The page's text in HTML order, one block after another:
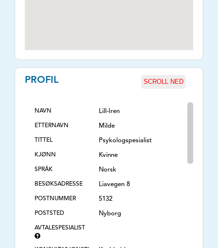
PROFIL SCROLL NED
NAVN Lill-Iren
ETTERNAVN Milde
TITTEL Psykologspesialist
KJØNN Kvinne
SPRÅK Norsk
BESØKSADRESSE Liavegen 8
POSTNUMMER 5132
POSTSTED Nyborg
AVTALESPESIALIST